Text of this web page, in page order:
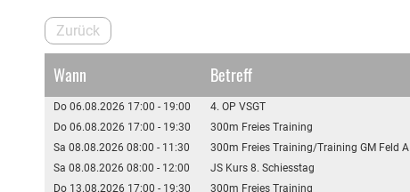
Zurück
Wann Betreff
Do 06.08.2026 17:00 - 19:00
4. OP VSGT
Do 06.08.2026 17:00 - 19:30
300m Freies Training
Sa 08.08.2026 08:00 - 11:30
300m Freies Training/Training GM Feld A
Sa 08.08.2026 08:00 - 12:00
JS Kurs 8. Schiesstag
Do 13.08.2026 17:00 - 19:30
300m Freies Training